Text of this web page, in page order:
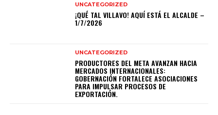
UNCATEGORIZED
¡QUÉ TAL VILLAVO! AQUÍ ESTÁ EL ALCALDE –
1/7/2026
UNCATEGORIZED
PRODUCTORES DEL META AVANZAN HACIA
MERCADOS INTERNACIONALES:
GOBERNACIÓN FORTALECE ASOCIACIONES
PARA IMPULSAR PROCESOS DE
EXPORTACIÓN.